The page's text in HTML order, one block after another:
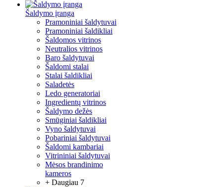
Šaldymo įranga
Pramoniniai šaldytuvai
Pramoniniai šaldikliai
Šaldomos vitrinos
Neutralios vitrinos
Baro šaldytuvai
Šaldomi stalai
Stalai šaldikliai
Saladetės
Ledo generatoriai
Ingredientų vitrinos
Šaldymo dežės
Smūginiai šaldikliai
Vyno šaldytuvai
Pobariniai šaldytuvai
Šaldomi kambariai
Vitrininiai šaldytuvai
Mėsos brandinimo
kameros
+ Daugiau 7